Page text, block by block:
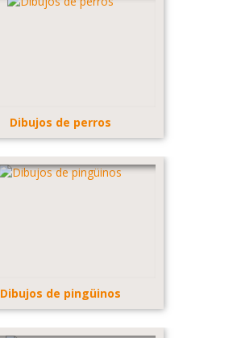
Dibujos de perros
Dibujos de pingüinos